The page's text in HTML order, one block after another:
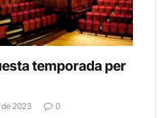
temporada per
de 2023 0